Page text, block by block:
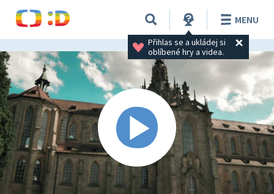
Přihlas se a ukládej si
oblíbené hry a videa.
MENU